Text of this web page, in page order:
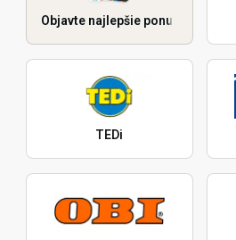
Objavte najlepšie ponuky
TEDi